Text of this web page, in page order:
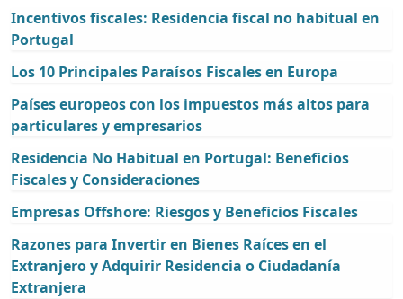
Incentivos fiscales: Residencia fiscal no habitual en
Portugal
Los 10 Principales Paraísos Fiscales en Europa
Países europeos con los impuestos más altos para
particulares y empresarios
Residencia No Habitual en Portugal: Beneficios
Fiscales y Consideraciones
Empresas Offshore: Riesgos y Beneficios Fiscales
Razones para Invertir en Bienes Raíces en el
Extranjero y Adquirir Residencia o Ciudadanía
Extranjera